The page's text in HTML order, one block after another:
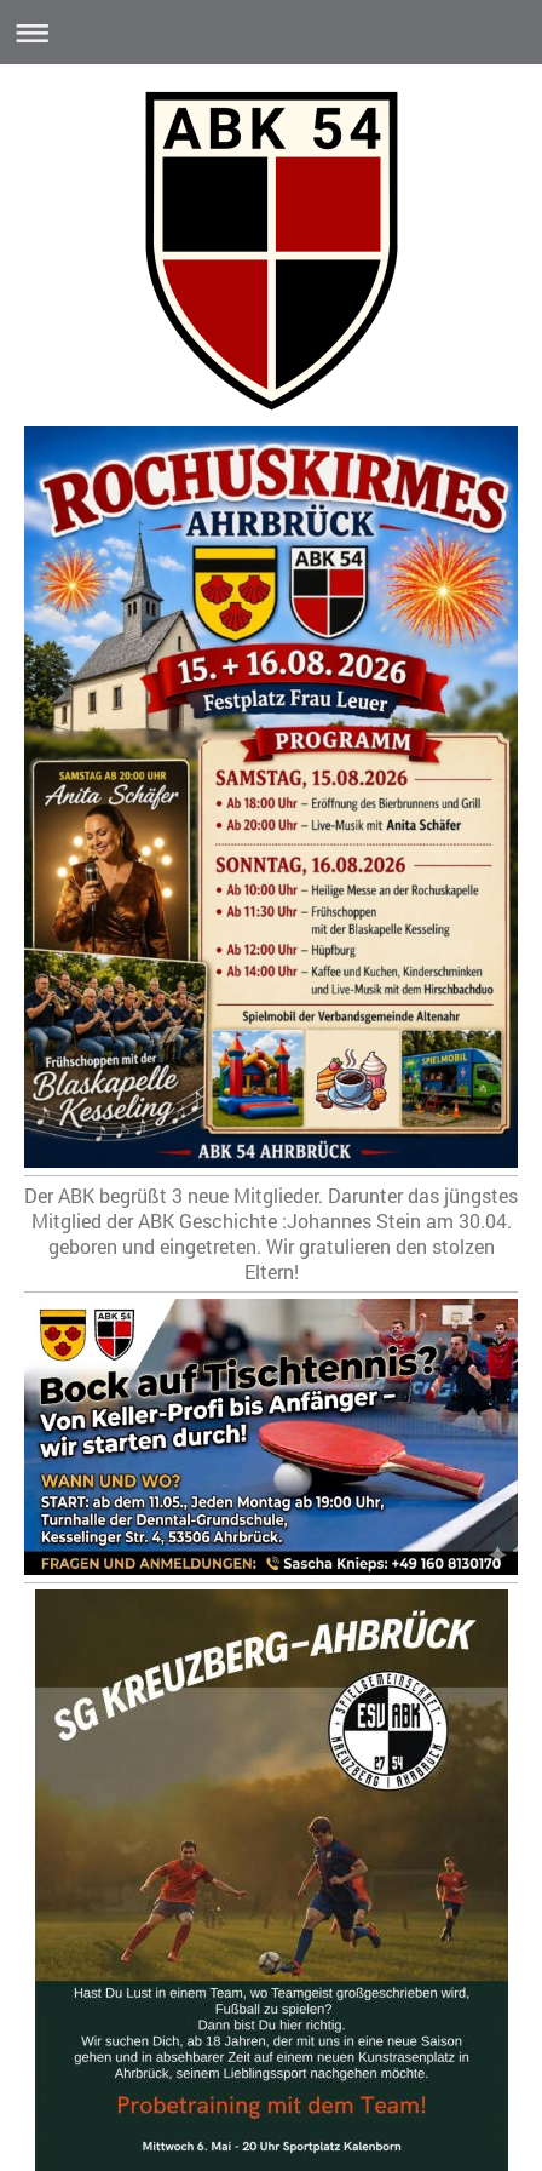
Der ABK begrüßt 3 neue Mitglieder. Darunter das jüngstes
Mitglied der ABK Geschichte :Johannes Stein am 30.04.
geboren und eingetreten. Wir gratulieren den stolzen
Eltern!